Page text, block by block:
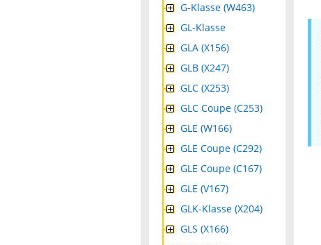
G-Klasse (W463)
GL-Klasse
GLA (X156)
GLB (X247)
GLC (X253)
GLC Coupe (C253)
GLE (W166)
GLE Coupe (C292)
GLE Coupe (C167)
GLE (V167)
GLK-Klasse (X204)
GLS (X166)